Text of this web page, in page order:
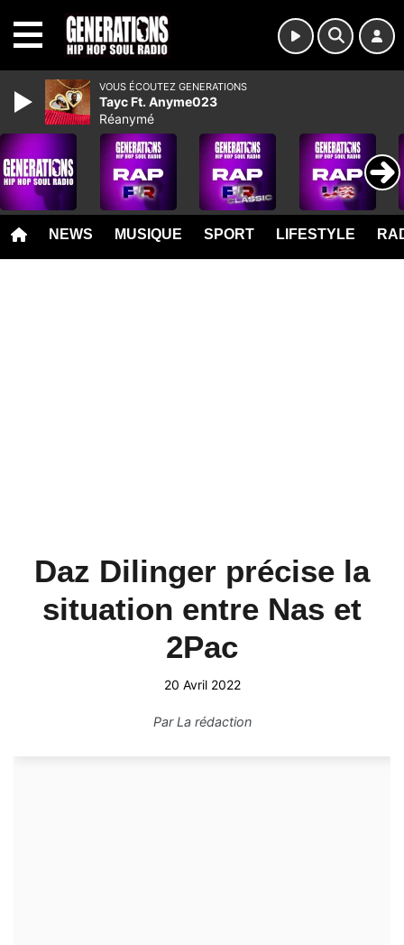
NEWS MUSIQUE SPORT LIFESTYLE
Daz Dilinger précise la
situation entre Nas et
2Pac
20 Avril 2022
ParLa rédaction
VOUS ÉCOUTEZ GENERATIONS
Tayc Ft. Anyme023
Réanymé